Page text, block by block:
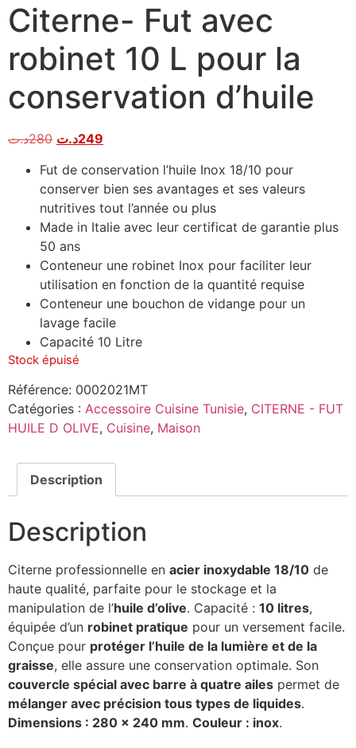
Citerne- Fut avec
robinet 10 L pour la
conservation d’huile
280د.ت 249د.ت
Fut de conservation l’huile Inox 18/10 pour
conserver bien ses avantages et ses valeurs
nutritives tout l’année ou plus
Made in Italie avec leur certificat de garantie plus
50 ans
Conteneur une robinet Inox pour faciliter leur
utilisation en fonction de la quantité requise
Conteneur une bouchon de vidange pour un
lavage facile
Capacité 10 Litre
Stock épuisé
Référence: 0002021MT
Catégories : Accessoire Cuisine Tunisie, CITERNE - FUT
HUILE D OLIVE, Cuisine, Maison
Description
Description
Citerne professionnelle en acier inoxydable 18/10 de
haute qualité, parfaite pour le stockage et la
manipulation de l’huile d’olive. Capacité : 10 litres,
équipée d’un robinet pratique pour un versement facile.
Conçue pour protéger l’huile de la lumière et de la
graisse, elle assure une conservation optimale. Son
couvercle spécial avec barre à quatre ailes permet de
mélanger avec précision tous types de liquides.
Dimensions : 280 x 240 mm. Couleur : inox.